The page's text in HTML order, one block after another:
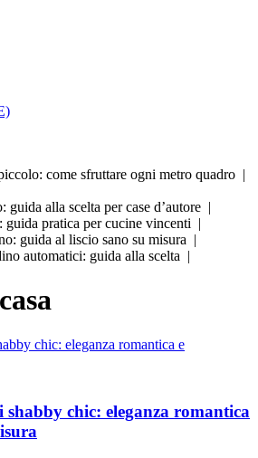
come sfruttare ogni metro quadro |
alla scelta per case d’autore |
guida pratica per cucine vincenti |
guida al liscio sano su misura |
automatici: guida alla scelta |
casa
chic: eleganza romantica